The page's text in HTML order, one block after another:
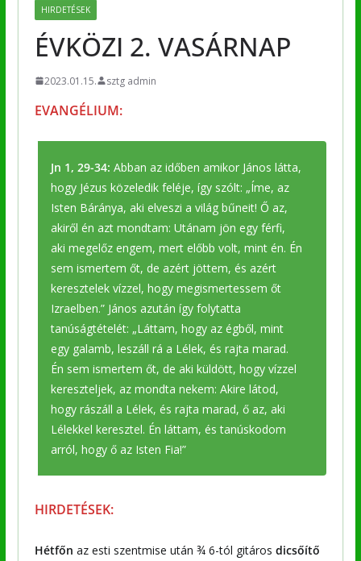
HIRDETÉSEK
ÉVKÖZI 2. VASÁRNAP
2023.01.15. sztg admin
EVANGÉLIUM:
Jn 1, 29-34: Abban az időben amikor János látta,
hogy Jézus közeledik feléje, így szólt: „Íme, az
Isten Báránya, aki elveszi a világ bűneit! Ő az,
akiről én azt mondtam: Utánam jön egy férfi,
aki megelőz engem, mert előbb volt, mint én. Én
sem ismertem őt, de azért jöttem, és azért
keresztelek vízzel, hogy megismertessem őt
Izraelben.” János azután így folytatta
tanúságtételét: „Láttam, hogy az égből, mint
egy galamb, leszáll rá a Lélek, és rajta marad.
Én sem ismertem őt, de aki küldött, hogy vízzel
kereszteljek, az mondta nekem: Akire látod,
hogy rászáll a Lélek, és rajta marad, ő az, aki
Lélekkel keresztel. Én láttam, és tanúskodom
arról, hogy ő az Isten Fia!”
HIRDETÉSEK:
Hétfőn az esti szentmise után ¾ 6-tól gitáros dicsőítő